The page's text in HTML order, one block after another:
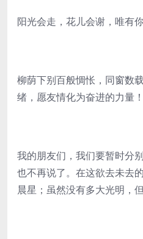
阳光会走，花儿会谢，唯有
柳荫下别百般惆怅，同窗数
绪，愿友情化为奋进的力量！
我的朋友们，我们要暂时分
也不再说了。在这欲去未去
晨星；虽然没有多大光明，